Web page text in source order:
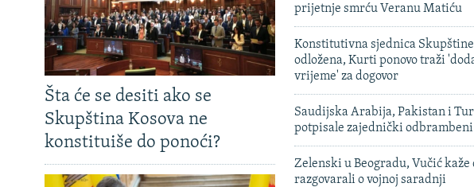
Šta će se desiti ako se
Skupština Kosova ne
konstituiše do ponoći?
prijetnje smrću Veranu Matiću
Konstitutivna sjednica Skupštine
odložena, Kurti ponovo traži
vrijeme' za dogovor
Saudijska Arabija, Pakistan i
potpisale zajednički
Zelenski u Beogradu, Vučić kaže
razgovarali o vojnoj saradnji